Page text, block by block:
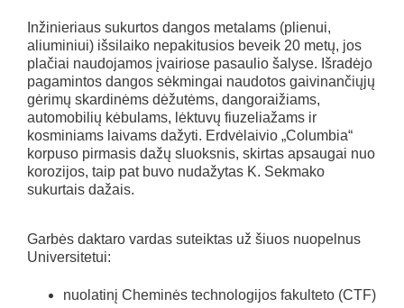
Inžinieriaus sukurtos dangos metalams (plienui,
aliuminiui) išsilaiko nepakitusios beveik 20 metų, jos
plačiai naudojamos įvairiose pasaulio šalyse. Išradėjo
pagamintos dangos sėkmingai naudotos gaivinančiųjų
gėrimų skardinėms dėžutėms, dangoraižiams,
automobilių kėbulams, lėktuvų fiuzeliažams ir
kosminiams laivams dažyti. Erdvėlaivio „Columbia“
korpuso pirmasis dažų sluoksnis, skirtas apsaugai nuo
korozijos, taip pat buvo nudažytas K. Sekmako
sukurtais dažais.
Garbės daktaro vardas suteiktas už šiuos nuopelnus
Universitetui:
nuolatinį Cheminės technologijos fakulteto (CTF)